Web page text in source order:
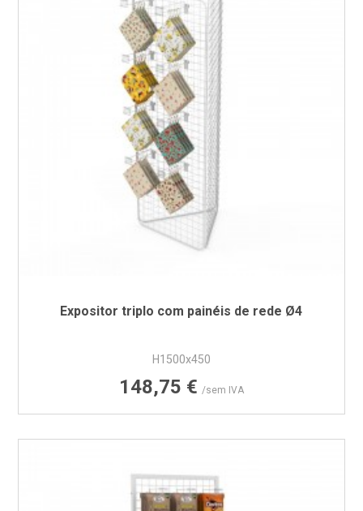
Expositor triplo com painéis de rede Ø4
H1500x450
Preço
148,75 € /sem IVA